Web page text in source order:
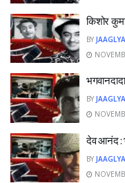
किशोर
BY
BY
देव आनंद :
BY